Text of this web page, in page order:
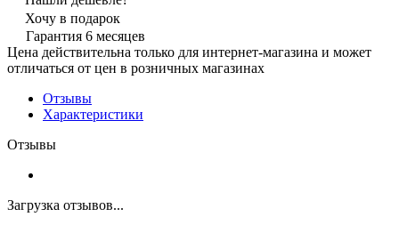
Хочу в подарок
Гарантия 6 месяцев
Цена действительна только для интернет-магазина и может
отличаться от цен в розничных магазинах
Отзывы
Характеристики
Отзывы
Загрузка отзывов...